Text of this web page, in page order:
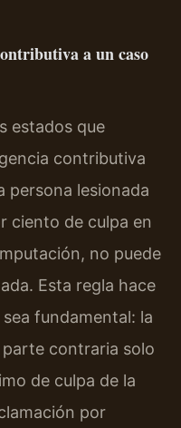
a un caso
estados que
contributiva
persona lesionada
ciento de culpa en
no puede
Esta regla hace
fundamental: la
contraria solo
de culpa de la
por